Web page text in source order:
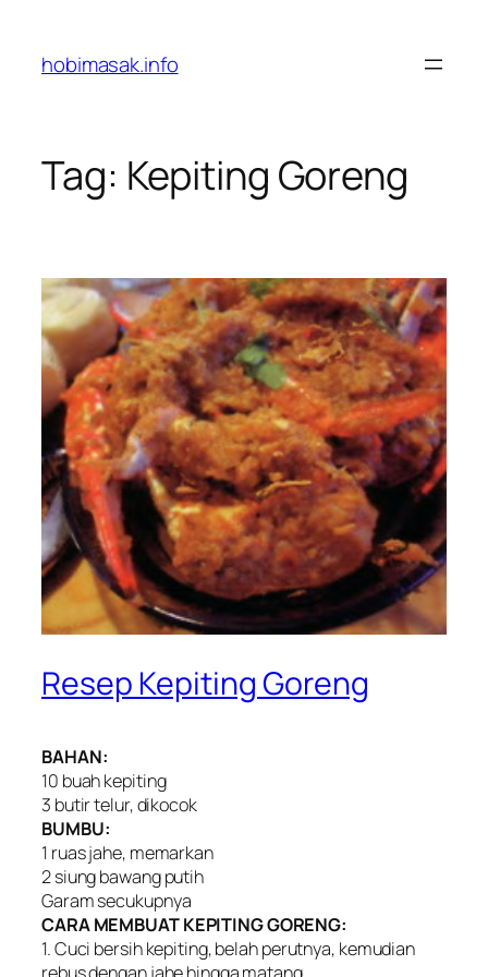
content
hobimasak.info
Tag: Kepiting Goreng
Resep Kepiting Goreng
BAHAN:
10 buah kepiting
3 butir telur, dikocok
BUMBU:
1 ruas jahe, memarkan
2 siung bawang putih
Garam secukupnya
CARA MEMBUAT KEPITING GORENG:
1. Cuci bersih kepiting, belah perutnya, kemudian